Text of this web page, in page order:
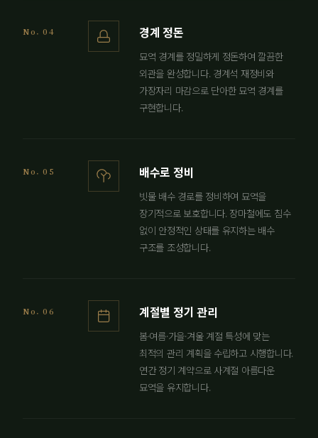
No. 04 경계 정돈
묘역 경계를 정밀하게 정돈하여 깔끔한
외관을 완성합니다. 경계석 재정비와
가장자리 마감으로 단아한 묘역 경계를
구현합니다.
No. 05 배수로 정비
빗물 배수 경로를 정비하여 묘역을
장기적으로 보호합니다. 장마철에도 침수
없이 안정적인 상태를 유지하는 배수
구조를 조성합니다.
No. 06 계절별 정기 관리
봄·여름·가을·겨울 계절 특성에 맞는
최적의 관리 계획을 수립하고 시행합니다.
연간 정기 계약으로 사계절 아름다운
묘역을 유지합니다.